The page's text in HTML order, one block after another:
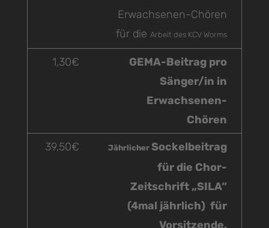
Erwachsenen-Chören
für die Arbeit des KCV Worms
1,30€
GEMA-Beitrag pro
Sänger/in in
Erwachsenen-
Chören
39,50€ Jährlicher Sockelbeitrag
für die Chor-
Zeitschrift „SILA“
(4mal jährlich) für
Vorsitzende,